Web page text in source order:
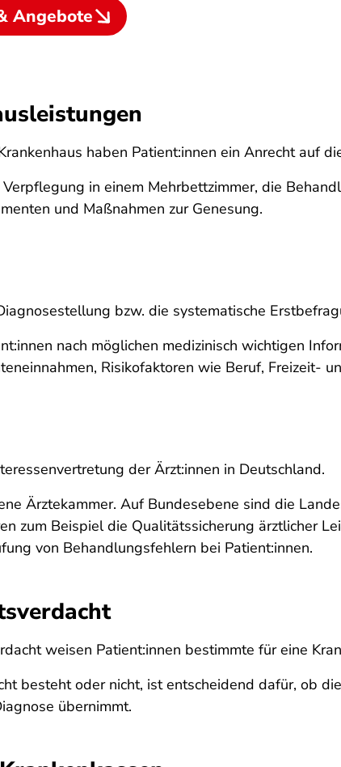
Angebote
haben Patient:innen ein Anrecht auf
in einem Mehrbettzimmer, die
und Maßnahmen zur Genesung.
bzw. die systematische
nach möglichen medizinisch wichtigen
Risikofaktoren wie Beruf, Freizeit-
der Ärzt:innen in Deutschland.
Ärztekammer. Auf Bundesebene sind die
zum Beispiel die Qualitätssicherung ärztlicher
von Behandlungsfehlern bei Patient:innen.
weisen Patient:innen bestimmte für eine
besteht oder nicht, ist entscheidend dafür, ob
übernimmt.